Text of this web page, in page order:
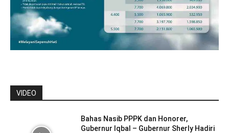
VIDEO
Bahas Nasib PPPK dan Honorer,
Gubernur Iqbal – Gubernur Sherly Hadiri